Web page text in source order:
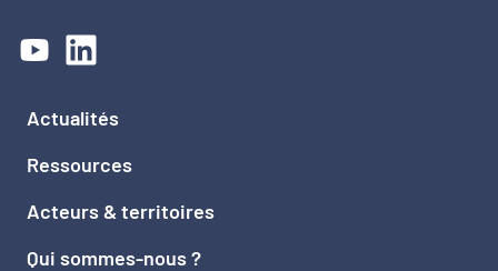
Actualités
Ressources
Acteurs & territoires
Qui sommes-nous ?